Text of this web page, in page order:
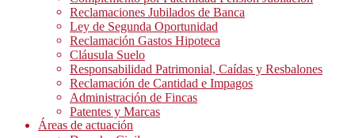
Reclamaciones Jubilados de Banca
Ley de Segunda Oportunidad
Reclamación Gastos Hipoteca
Cláusula Suelo
Responsabilidad Patrimonial, Caídas y Resbalones
Reclamación de Cantidad e Impagos
Administración de Fincas
Patentes y Marcas
Áreas de actuación